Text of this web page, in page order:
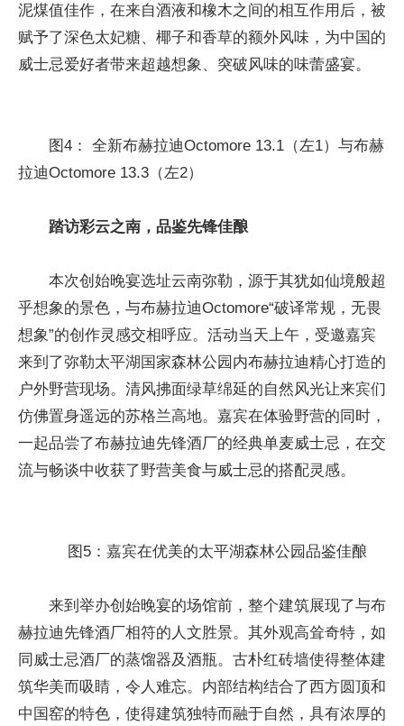
泥煤值佳作，在来自酒液和橡木之间的相互作用后，被
赋予了深色太妃糖、椰子和香草的额外风味，为中国的
威士忌爱好者带来超越想象、突破风味的味蕾盛宴。
图4： 全新布赫拉迪Octomore 13.1（左1）与布赫
拉迪Octomore 13.3（左2）
踏访彩云之南，品鉴先锋佳酿
本次创始晚宴选址云南弥勒，源于其犹如仙境般超
乎想象的景色，与布赫拉迪Octomore“破译常规，无畏
想象”的创作灵感交相呼应。活动当天上午，受邀嘉宾
来到了弥勒太平湖国家森林公园内布赫拉迪精心打造的
户外野营现场。清风拂面绿草绵延的自然风光让来宾们
仿佛置身遥远的苏格兰高地。嘉宾在体验野营的同时，
一起品尝了布赫拉迪先锋酒厂的经典单麦威士忌，在交
流与畅谈中收获了野营美食与威士忌的搭配灵感。
图5：嘉宾在优美的太平湖森林公园品鉴佳酿
来到举办创始晚宴的场馆前，整个建筑展现了与布
赫拉迪先锋酒厂相符的人文胜景。其外观高耸奇特，如
同威士忌酒厂的蒸馏器及酒瓶。古朴红砖墙使得整体建
筑华美而吸睛，令人难忘。内部结构结合了西方圆顶和
中国窑的特色，使得建筑独特而融于自然，具有浓厚的